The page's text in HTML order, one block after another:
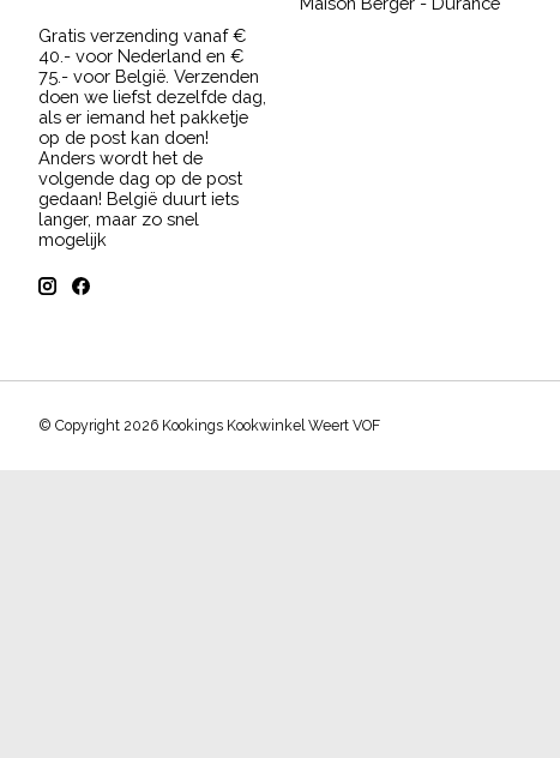
Gratis verzending vanaf €
40.- voor Nederland en €
75.- voor België. Verzenden
doen we liefst dezelfde dag,
als er iemand het pakketje
op de post kan doen!
Anders wordt het de
volgende dag op de post
gedaan! België duurt iets
langer, maar zo snel
mogelijk
© Copyright 2026 Kookings Kookwinkel Weert VOF